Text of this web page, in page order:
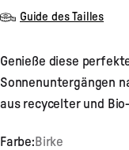
Guide des Tailles
Genieße diese
Sonnenuntergängen
aus recycelter und
Farbe: Birke